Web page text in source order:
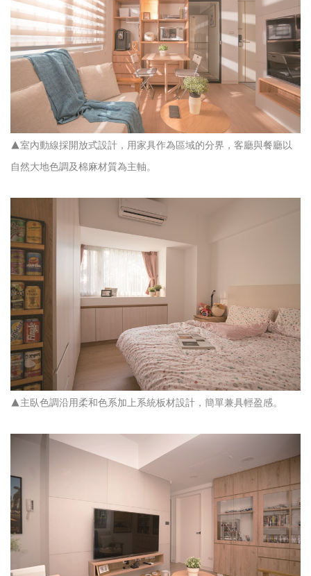
▲室內動線採開放式設計，用家具作為區域的分界，客廳與餐廳以
自然大地色調及棉麻材質為主軸。
▲主臥色調沿用柔和色系加上系統板材設計，簡單兼具輕盈感。